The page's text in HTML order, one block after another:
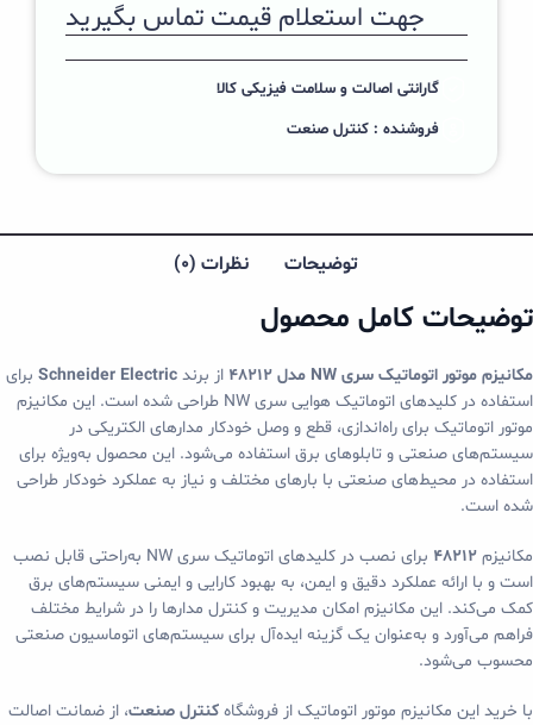
جهت استعلام قیمت تماس بگیرید
گارانتی اصالت و سلامت فیزیکی کالا
فروشنده : کنترل صنعت
توضیحات نظرات (0)
توضیحات کامل محصول
مکانیزم موتور اتوماتیک سری NW مدل 48212 از برندSchneider Electric برای
استفاده در کلیدهای اتوماتیک هوایی سری NW طراحی شده است. این مکانیزم
موتور اتوماتیک برای راه‌اندازی، قطع و وصل خودکار مدارهای الکتریکی در
سیستم‌های صنعتی و تابلوهای برق استفاده می‌شود. این محصول به‌ویژه برای
استفاده در محیط‌های صنعتی با بارهای مختلف و نیاز به عملکرد خودکار طراحی
شده است.
مکانیزم48212
برای نصب در کلیدهای اتوماتیک سری NW به‌راحتی قابل نصب
است و با ارائه عملکرد دقیق و ایمن، به بهبود کارایی و ایمنی سیستم‌های برق
کمک می‌کند. این مکانیزم امکان مدیریت و کنترل مدارها را در شرایط مختلف
فراهم می‌آورد و به‌عنوان یک گزینه ایده‌آل برای سیستم‌های اتوماسیون صنعتی
محسوب می‌شود.
با خرید این مکانیزم موتور اتوماتیک از فروشگاهکنترل صنعت، از ضمانت اصالت